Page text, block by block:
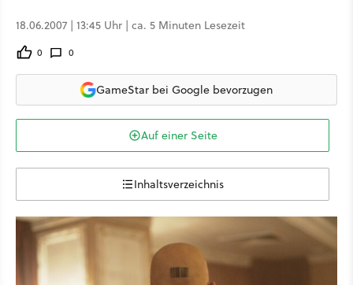
18.06.2007 | 13:45 Uhr | ca. 5 Minuten Lesezeit
0 0
GameStar bei Google bevorzugen
Auf einer Seite
Inhaltsverzeichnis